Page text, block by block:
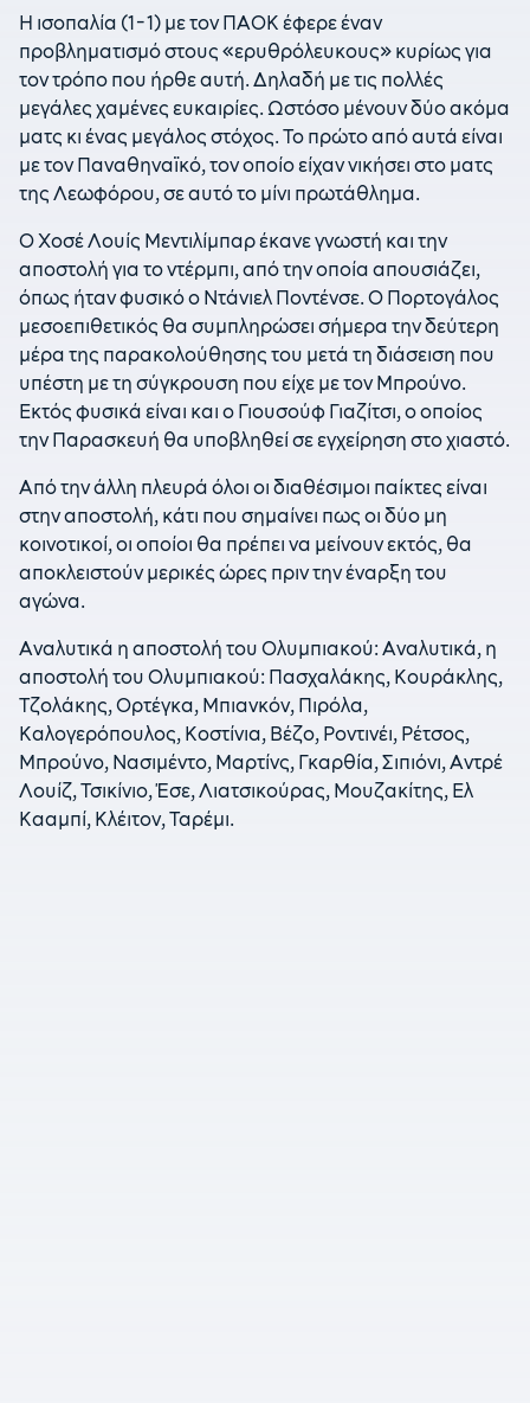
Η ισοπαλία (1-1) με τον ΠΑΟΚ έφερε έναν
προβληματισμό στους «ερυθρόλευκους» κυρίως για
τον τρόπο που ήρθε αυτή. Δηλαδή με τις πολλές
μεγάλες χαμένες ευκαιρίες. Ωστόσο μένουν δύο ακόμα
ματς κι ένας μεγάλος στόχος. Το πρώτο από αυτά είναι
με τον Παναθηναϊκό, τον οποίο είχαν νικήσει στο ματς
της Λεωφόρου, σε αυτό το μίνι πρωτάθλημα.
Ο Χοσέ Λουίς Μεντιλίμπαρ έκανε γνωστή και την
αποστολή για το ντέρμπι, από την οποία απουσιάζει,
όπως ήταν φυσικό ο Ντάνιελ Ποντένσε. Ο Πορτογάλος
μεσοεπιθετικός θα συμπληρώσει σήμερα την δεύτερη
μέρα της παρακολούθησης του μετά τη διάσειση που
υπέστη με τη σύγκρουση που είχε με τον Μπρούνο.
Εκτός φυσικά είναι και ο Γιουσούφ Γιαζίτσι, ο οποίος
την Παρασκευή θα υποβληθεί σε εγχείρηση στο χιαστό.
Από την άλλη πλευρά όλοι οι διαθέσιμοι παίκτες είναι
στην αποστολή, κάτι που σημαίνει πως οι δύο μη
κοινοτικοί, οι οποίοι θα πρέπει να μείνουν εκτός, θα
αποκλειστούν μερικές ώρες πριν την έναρξη του
αγώνα.
Αναλυτικά η αποστολή του Ολυμπιακού: Αναλυτικά, η
αποστολή του Ολυμπιακού: Πασχαλάκης, Κουράκλης,
Τζολάκης, Ορτέγκα, Μπιανκόν, Πιρόλα,
Καλογερόπουλος, Κοστίνια, Βέζο, Ροντινέι, Ρέτσος,
Μπρούνο, Νασιμέντο, Μαρτίνς, Γκαρθία, Σιπιόνι, Αντρέ
Λουίζ, Τσικίνιο, Έσε, Λιατσικούρας, Μουζακίτης, Ελ
Κααμπί, Κλέιτον, Ταρέμι.